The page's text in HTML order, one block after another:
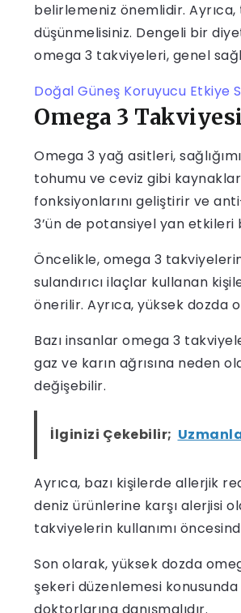
belirlemeniz önemlidir.
düşünmelisiniz. Dengeli bir
omega 3 takviyeleri, genel
Doğal Güneş Koruyucu Etkiye
Omega 3
Omega 3 yağ asitleri,
tohumu ve ceviz gibi
fonksiyonlarını geliştirir ve
3’ün de potansiyel yan etkileri
Öncelikle, omega 3
sulandırıcı ilaçlar kullanan
önerilir. Ayrıca, yüksek dozda
Bazı insanlar omega 3
gaz ve karın ağrısına neden
değişebilir.
İlginizi Çekebilir;
Ayrıca, bazı kişilerde allerjik
deniz ürünlerine karşı alerjisi
takviyelerin kullanımı
Son olarak, yüksek dozda
şekeri düzenlemesi